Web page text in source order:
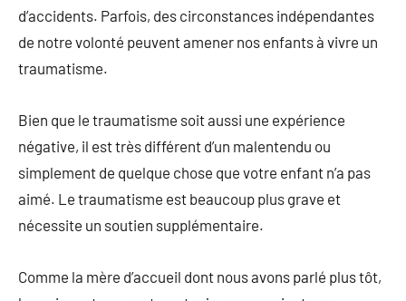
d’accidents. Parfois, des circonstances indépendantes
de notre volonté peuvent amener nos enfants à vivre un
traumatisme.
Bien que le traumatisme soit aussi une expérience
négative, il est très différent d’un malentendu ou
simplement de quelque chose que votre enfant n’a pas
aimé. Le traumatisme est beaucoup plus grave et
nécessite un soutien supplémentaire.
Comme la mère d’accueil dont nous avons parlé plus tôt,